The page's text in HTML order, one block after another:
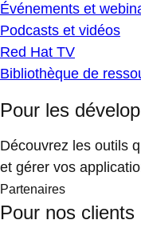
Événements et
Podcasts et vidéos
Red Hat TV
Bibliothèque de
Pour les
Découvrez les outils
et gérer vos
Partenaires
Pour nos clients